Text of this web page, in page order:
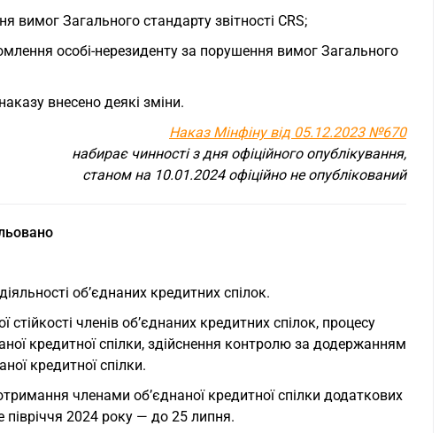
вимог Загального стандарту звітності CRS;
особі-нерезиденту за порушення вимог Загального
внесено деякі зміни.
Наказ Мінфіну від 05.12.2023 №670
набирає чинності з дня офіційного опублікування,
станом на 10.01.2024 офіційно не опублікований
об’єднаних кредитних спілок.
членів об’єднаних кредитних спілок, процесу
кредитної спілки, здійснення контролю за додержанням
кредитної спілки.
членами об’єднаної кредитної спілки додаткових
2024 року — до 25 липня.